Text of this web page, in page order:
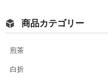
商品カテゴリー
煎茶
白折